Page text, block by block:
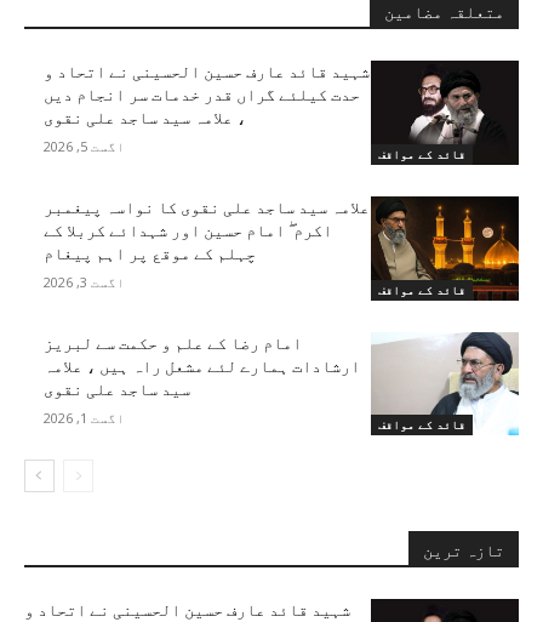
متعلقہ مضامین
قائد کے مواقف
شہید قائد عارف حسین الحسینی نے اتحاد و
حدت کیلئے گراں قدر خدمات سر انجام دیں
، علامہ سید ساجد علی نقوی
اگست 5, 2026
قائد کے مواقف
علامہ سید ساجد علی نقوی کا نواسہ پیغمبر
اکرم ۖ امام حسین اور شہدائے کربلا کے
چہلم کے موقع پر اہم پیغام
اگست 3, 2026
قائد کے مواقف
امام رضا کے علم و حکمت سے لبریز
ارشادات ہمارے لئے مشعل راہ ہیں ، علامہ
سید ساجد علی نقوی
اگست 1, 2026
تازہ ترین
شہید قائد عارف حسین الحسینی نے اتحاد و